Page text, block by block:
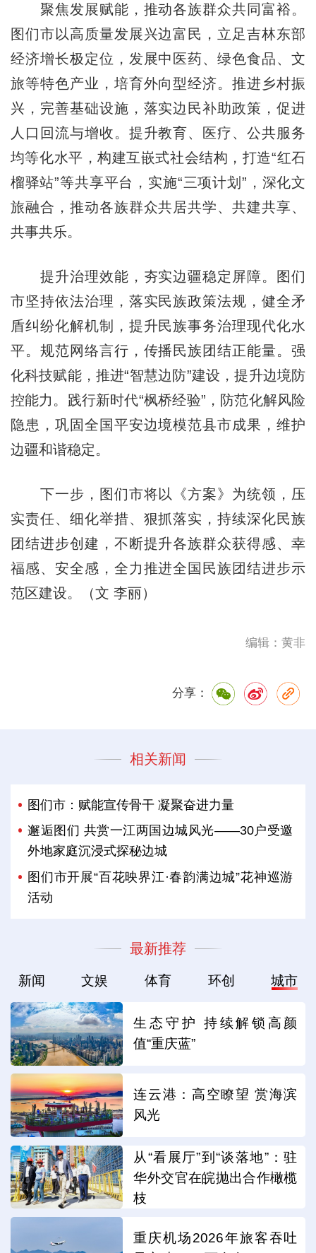
聚焦发展赋能，推动各族群众共同富裕。
图们市以高质量发展兴边富民，立足吉林东部
经济增长极定位，发展中医药、绿色食品、文
旅等特色产业，培育外向型经济。推进乡村振
兴，完善基础设施，落实边民补助政策，促进
人口回流与增收。提升教育、医疗、公共服务
均等化水平，构建互嵌式社会结构，打造“红石
榴驿站”等共享平台，实施“三项计划”，深化文
旅融合，推动各族群众共居共学、共建共享、
共事共乐。
提升治理效能，夯实边疆稳定屏障。图们
市坚持依法治理，落实民族政策法规，健全矛
盾纠纷化解机制，提升民族事务治理现代化水
平。规范网络言行，传播民族团结正能量。强
化科技赋能，推进“智慧边防”建设，提升边境防
控能力。践行新时代“枫桥经验”，防范化解风险
隐患，巩固全国平安边境模范县市成果，维护
边疆和谐稳定。
下一步，图们市将以《方案》为统领，压
实责任、细化举措、狠抓落实，持续深化民族
团结进步创建，不断提升各族群众获得感、幸
福感、安全感，全力推进全国民族团结进步示
范区建设。（文 李丽）
编辑：黄非
分享：
相关新闻
图们市：赋能宣传骨干 凝聚奋进力量
邂逅图们 共赏一江两国边城风光——30户受邀
外地家庭沉浸式探秘边城
图们市开展“百花映界江·春韵满边城”花神巡游
活动
最新推荐
新闻 文娱 体育 环创 城市
生态守护 持续解锁高颜
值“重庆蓝”
连云港：高空瞭望 赏海滨
风光
从“看展厅”到“谈落地”：驻
华外交官在皖抛出合作橄榄
枝
重庆机场2026年旅客吞吐